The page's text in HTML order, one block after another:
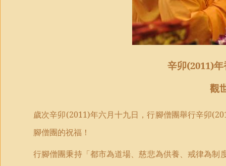
辛卯(2011)年
觀
歲次辛卯(2011)年六月十九日，行腳僧團舉行辛卯
腳僧團的祝福！
行腳僧團秉持「都市為道場、慈悲為供養、戒律為